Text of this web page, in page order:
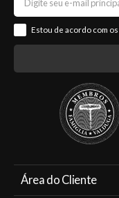
Estou de acordo com os
Área do Cliente